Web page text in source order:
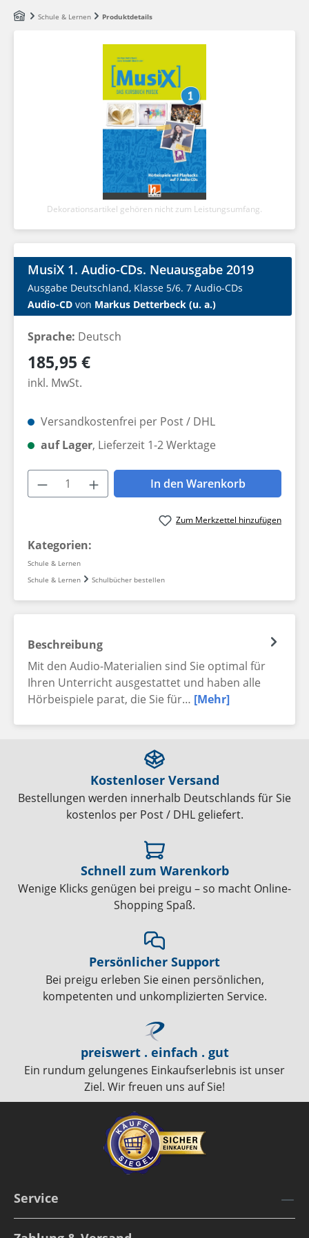
Zum Hauptinhalt springen
Schule & Lernen Produktdetails
Dekorationsartikel gehören nicht zum Leistungsumfang.
MusiX 1. Audio-CDs. Neuausgabe 2019
Ausgabe Deutschland, Klasse 5/6. 7 Audio-CDs
Audio-CD von Markus Detterbeck (u. a.)
Sprache: Deutsch
Regulärer Preis:
185,95 €
inkl. MwSt.
Versandkostenfrei per Post / DHL
auf Lager, Lieferzeit 1-2 Werktage
Produkt Anzahl: Gib den
In den Warenkorb
Zum Merkzettel hinzufügen
Kategorien:
Schule & Lernen
Schule & Lernen
Schulbücher bestellen
Beschreibung
Mit den Audio-Materialien sind Sie optimal für
Ihren Unterricht ausgestattet und haben alle
Hörbeispiele parat, die Sie für… [Mehr]
Kostenloser Versand
Bestellungen werden innerhalb Deutschlands für Sie
kostenlos per Post / DHL geliefert.
Schnell zum Warenkorb
Wenige Klicks genügen bei preigu – so macht Online-
Shopping Spaß.
Persönlicher Support
Bei preigu erleben Sie einen persönlichen,
kompetenten und unkomplizierten Service.
preiswert . einfach . gut
Ein rundum gelungenes Einkaufserlebnis ist unser
Ziel. Wir freuen uns auf Sie!
Service